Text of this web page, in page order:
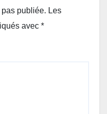
publiée. Les
avec *